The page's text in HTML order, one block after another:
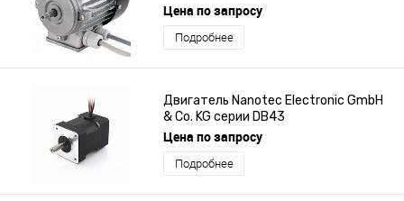
Цена по запросу
Подробнее
Двигатель Nanotec Electronic GmbH
& Co. KG серии DB43
Цена по запросу
Подробнее